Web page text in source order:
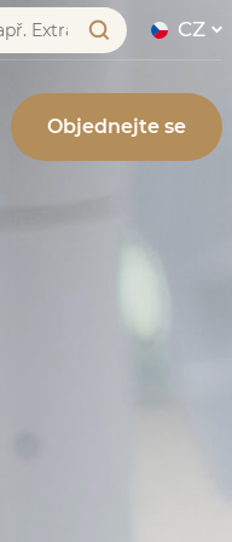
CZ
Objednejte se